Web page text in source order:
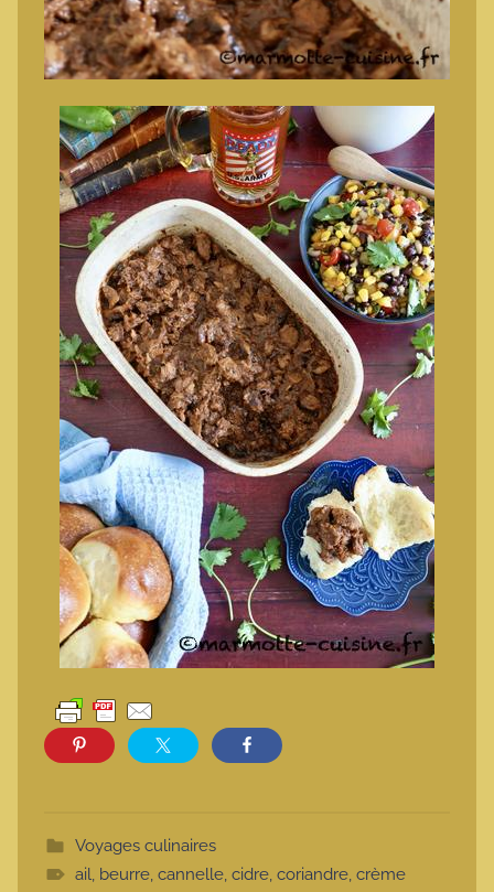
Voyages culinaires
ail, beurre, cannelle, cidre, coriandre, crème